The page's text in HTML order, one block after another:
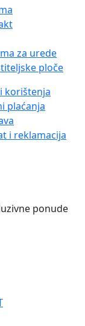
za urede
ploče
korištenja
plaćanja
i reklamacija
ponude